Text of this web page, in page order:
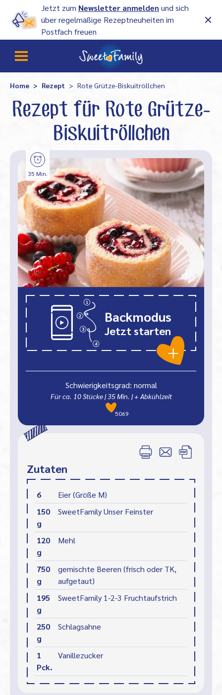
Jetzt zum Newsletter anmelden und sich
über regelmäßige Rezeptneuheiten im
Postfach freuen
Home Rezept Rote Grütze-Biskuitröllchen
Rezept für Rote Grütze-
Biskuitröllchen
Backmodus
Jetzt starten
35 Min.
Schwierigkeitsgrad: normal
Für ca. 10 Stücke|35Min. | + Abkühlzeit
5069
Zutaten
6
Eier (Größe M)
150
g
SweetFamily Unser Feinster
120
g
Mehl
750
g
gemischte Beeren (frisch oder TK,
aufgetaut)
195
g
SweetFamily 1-2-3 Fruchtaufstrich
250
g
Schlagsahne
1
Pck.
Vanillezucker